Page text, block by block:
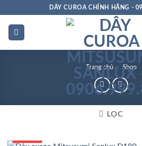
dung
DÂY CUROA CHÍNH HÃNG -
Trang chủ » Shop
LỌC